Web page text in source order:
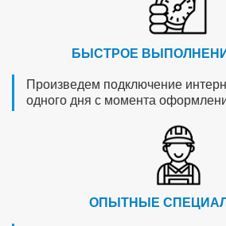
БЫСТРОЕ
Произведем подключение
одного дня с момента
ОПЫТНЫЕ